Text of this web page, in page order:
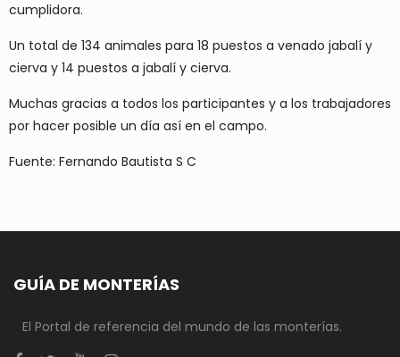
cumplidora.
Un total de 134 animales para 18 puestos a venado jabalí y
cierva y 14 puestos a jabalí y cierva.
Muchas gracias a todos los participantes y a los trabajadores
por hacer posible un día así en el campo.
Fuente: Fernando Bautista S C
GUÍA DE MONTERÍAS
El Portal de referencia del mundo de las monterías.